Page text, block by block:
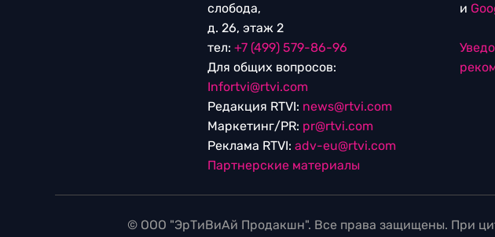
слобода,
д. 26, этаж 2
тел: +7 (499) 579-86-96
Для общих вопросов:
Infortvi@rtvi.com
Редакция RTVI: news@rtvi.com
Маркетинг/PR: pr@rtvi.com
Реклама RTVI: adv-eu@rtvi.com
Партнерские материалы
и
© ООО "ЭрТиВиАй Продакшн". Все права защищены. При